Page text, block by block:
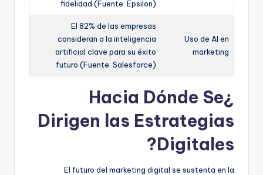
fidelidad (Fuente: Epsilon)
Uso de AI en
marketing
El 82% de las empresas
consideran a la inteligencia
artificial clave para su éxito
futuro (Fuente: Salesforce)
¿Hacia Dónde Se
Dirigen las Estrategias
Digitales?
El futuro del marketing digital se sustenta en la